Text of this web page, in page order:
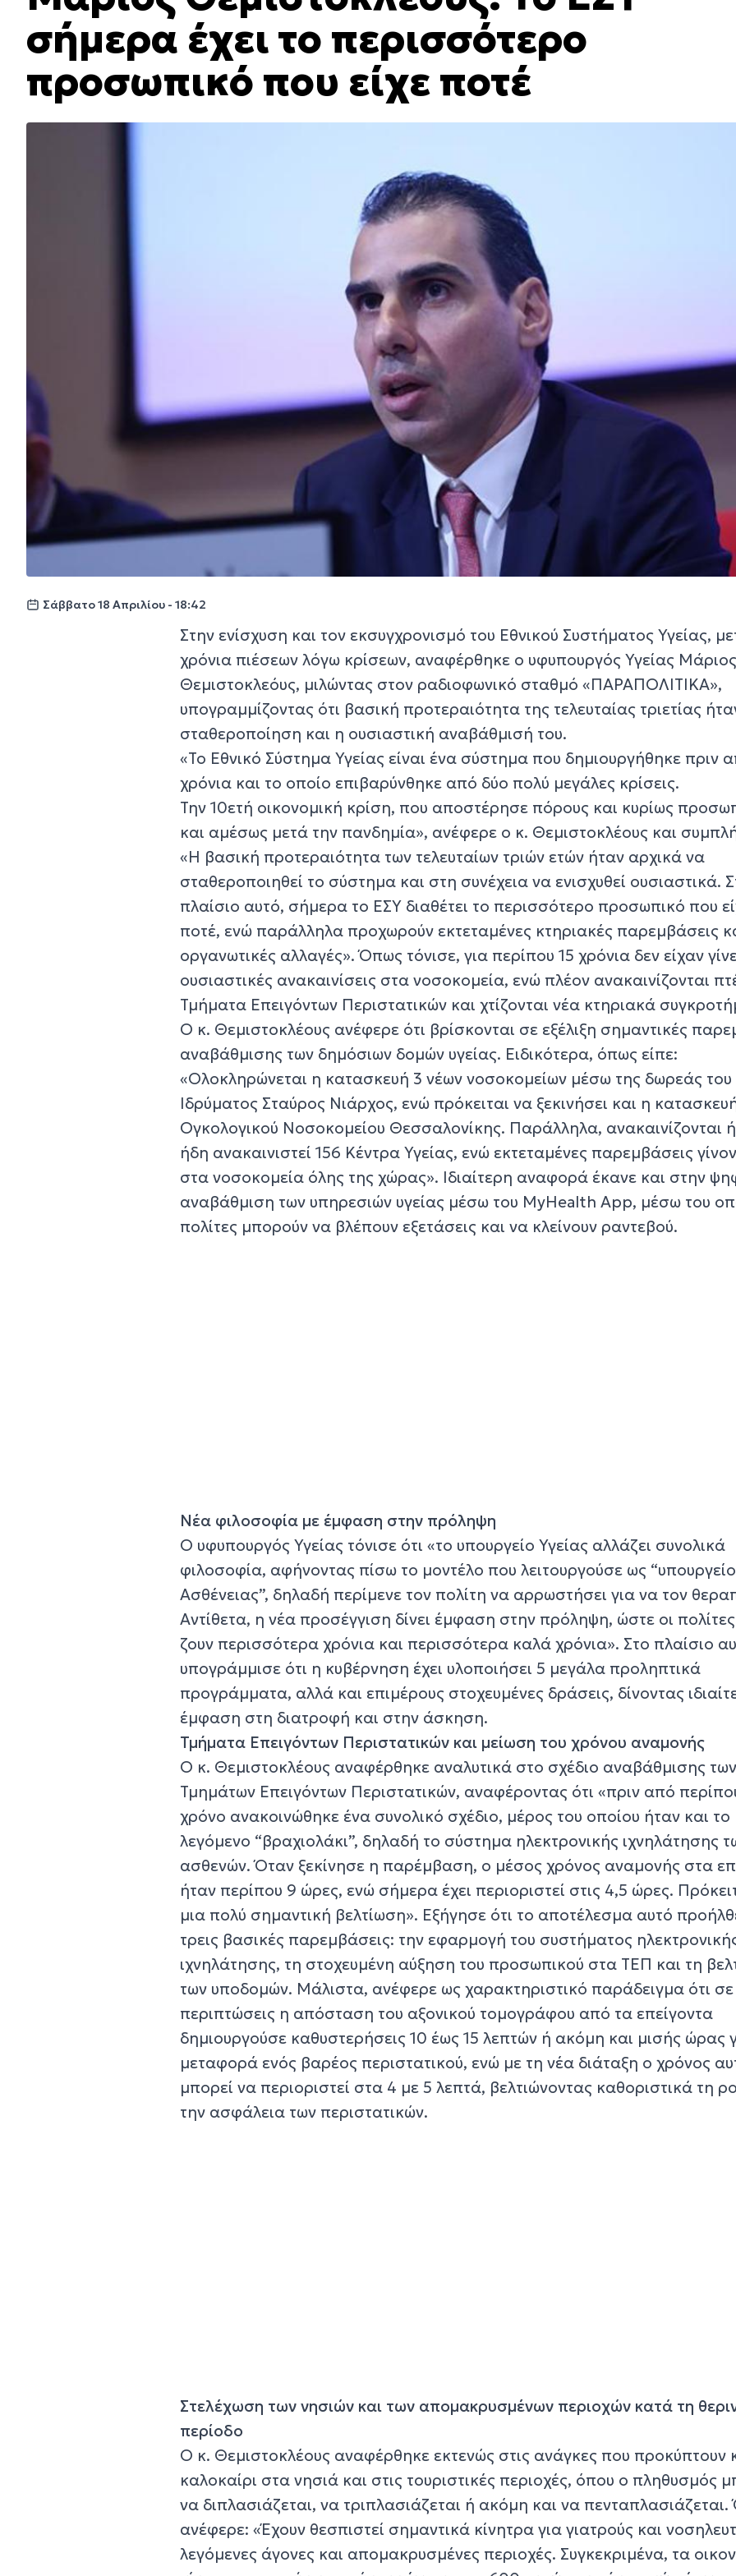
σήμερα έχει το περισσότερο
προσωπικό που είχε ποτέ
Σάββατο 18 Απριλίου - 18:42
Στην ενίσχυση και τον εκσυγχρονισμό του Εθνικού Συστήματος Υγείας,
χρόνια πιέσεων λόγω κρίσεων, αναφέρθηκε ο υφυπουργός Υγείας Μάριος
Θεμιστοκλεόυς, μιλώντας στον ραδιοφωνικό σταθμό «ΠΑΡΑΠΟΛΙΤΙΚΑ»,
υπογραμμίζοντας ότι βασική προτεραιότητα της τελευταίας τριετίας
σταθεροποίηση και η ουσιαστική αναβάθμισή του.
«Το Εθνικό Σύστημα Υγείας είναι ένα σύστημα που δημιουργήθηκε πριν
χρόνια και το οποίο επιβαρύνθηκε από δύο πολύ μεγάλες κρίσεις.
Την 10ετή οικονομική κρίση, που αποστέρησε πόρους και κυρίως
και αμέσως μετά την πανδημία», ανέφερε ο κ. Θεμιστοκλέους και
«Η βασική προτεραιότητα των τελευταίων τριών ετών ήταν αρχικά να
σταθεροποιηθεί το σύστημα και στη συνέχεια να ενισχυθεί ουσιαστικά.
πλαίσιο αυτό, σήμερα το ΕΣΥ διαθέτει το περισσότερο προσωπικό που
ποτέ, ενώ παράλληλα προχωρούν εκτεταμένες κτηριακές παρεμβάσεις
οργανωτικές αλλαγές». Όπως τόνισε, για περίπου 15 χρόνια δεν είχαν
ουσιαστικές ανακαινίσεις στα νοσοκομεία, ενώ πλέον ανακαινίζονται
Τμήματα Επειγόντων Περιστατικών και χτίζονται νέα κτηριακά
Ο κ. Θεμιστοκλέους ανέφερε ότι βρίσκονται σε εξέλιξη σημαντικές
αναβάθμισης των δημόσιων δομών υγείας. Ειδικότερα, όπως είπε:
«Ολοκληρώνεται η κατασκευή 3 νέων νοσοκομείων μέσω της δωρεάς του
Ιδρύματος Σταύρος Νιάρχος, ενώ πρόκειται να ξεκινήσει και η
Ογκολογικού Νοσοκομείου Θεσσαλονίκης. Παράλληλα, ανακαινίζονται
ήδη ανακαινιστεί 156 Κέντρα Υγείας, ενώ εκτεταμένες παρεμβάσεις
στα νοσοκομεία όλης της χώρας». Ιδιαίτερη αναφορά έκανε και στην
αναβάθμιση των υπηρεσιών υγείας μέσω του MyHealth App, μέσω του
πολίτες μπορούν να βλέπουν εξετάσεις και να κλείνουν ραντεβού.
Νέα φιλοσοφία με έμφαση στην πρόληψη
Ο υφυπουργός Υγείας τόνισε ότι «το υπουργείο Υγείας αλλάζει συνολικά
φιλοσοφία, αφήνοντας πίσω το μοντέλο που λειτουργούσε ως “υπουργείο
Ασθένειας”, δηλαδή περίμενε τον πολίτη να αρρωστήσει για να τον
Αντίθετα, η νέα προσέγγιση δίνει έμφαση στην πρόληψη, ώστε οι
ζουν περισσότερα χρόνια και περισσότερα καλά χρόνια». Στο πλαίσιο
υπογράμμισε ότι η κυβέρνηση έχει υλοποιήσει 5 μεγάλα προληπτικά
προγράμματα, αλλά και επιμέρους στοχευμένες δράσεις, δίνοντας
έμφαση στη διατροφή και στην άσκηση.
Τμήματα Επειγόντων Περιστατικών και μείωση του χρόνου αναμονής
Ο κ. Θεμιστοκλέους αναφέρθηκε αναλυτικά στο σχέδιο αναβάθμισης των
Τμημάτων Επειγόντων Περιστατικών, αναφέροντας ότι «πριν από
χρόνο ανακοινώθηκε ένα συνολικό σχέδιο, μέρος του οποίου ήταν και το
λεγόμενο “βραχιολάκι”, δηλαδή το σύστημα ηλεκτρονικής ιχνηλάτησης
ασθενών. Όταν ξεκίνησε η παρέμβαση, ο μέσος χρόνος αναμονής στα
ήταν περίπου 9 ώρες, ενώ σήμερα έχει περιοριστεί στις 4,5 ώρες.
μια πολύ σημαντική βελτίωση». Εξήγησε ότι το αποτέλεσμα αυτό
τρεις βασικές παρεμβάσεις: την εφαρμογή του συστήματος
ιχνηλάτησης, τη στοχευμένη αύξηση του προσωπικού στα ΤΕΠ και τη
των υποδομών. Μάλιστα, ανέφερε ως χαρακτηριστικό παράδειγμα ότι
περιπτώσεις η απόσταση του αξονικού τομογράφου από τα επείγοντα
δημιουργούσε καθυστερήσεις 10 έως 15 λεπτών ή ακόμη και μισής ώρας
μεταφορά ενός βαρέος περιστατικού, ενώ με τη νέα διάταξη ο χρόνος
μπορεί να περιοριστεί στα 4 με 5 λεπτά, βελτιώνοντας καθοριστικά τη
την ασφάλεια των περιστατικών.
Στελέχωση των νησιών και των απομακρυσμένων περιοχών κατά τη
περίοδο
Ο κ. Θεμιστοκλέους αναφέρθηκε εκτενώς στις ανάγκες που προκύπτουν
καλοκαίρι στα νησιά και στις τουριστικές περιοχές, όπου ο πληθυσμός
να διπλασιάζεται, να τριπλασιάζεται ή ακόμη και να
ανέφερε: «Έχουν θεσπιστεί σημαντικά κίνητρα για γιατρούς και
λεγόμενες άγονες και απομακρυσμένες περιοχές. Συγκεκριμένα, τα